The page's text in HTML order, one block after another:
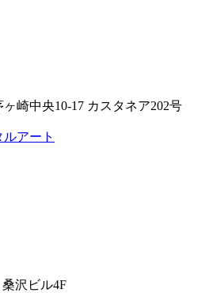
崎中央10-17 カスタネア202号
アート
沢ビル4F